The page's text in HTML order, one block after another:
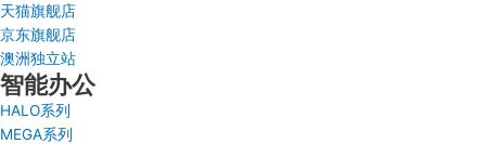
天猫旗舰店
京东旗舰店
澳洲独立站
智能办公
HALO系列
MEGA系列